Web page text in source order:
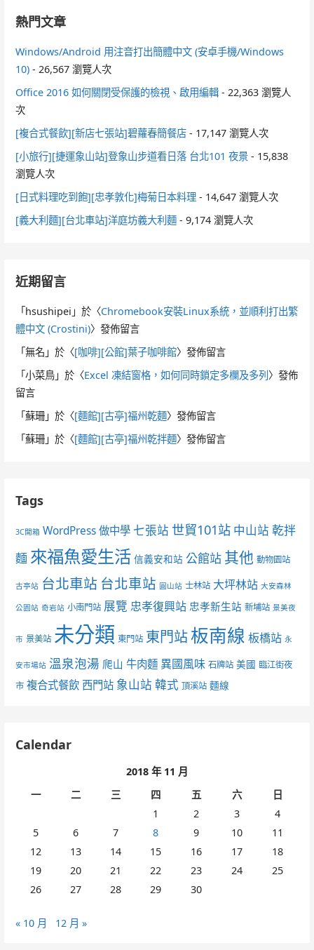
熱門文章
Windows/Android 用注音打出簡體中文 (安卓手機/Windows
10) - 26,567 瀏覽人次
Office 2016 如何關閉受保護的檢視、啟用編輯 - 22,363 瀏覽人
次
[複合式餐飲][新店七張站]碧蘿春簡餐店 - 17,147 瀏覽人次
[小旅行][捷運象山站]登象山步道看日落 台北101 夜景 - 15,838
瀏覽人次
[日式料理吃到飽][忠孝敦化]梅菊日本料理 - 14,647 瀏覽人次
[義大利麵][台北車站]洋庭坊義大利麵 - 9,174 瀏覽人次
近期留言
「 hsushipei 」於〈Chromebook安裝Linux系統，並順利打出繁
體中文 (Crostini)〉發佈留言
「無名 」於〈[咖啡][公館]葉子咖啡館〉發佈留言
「小菜鳥 」於〈Excel 凍結窗格，如何同時鎖定多欄及多列 〉發佈
留言
「蘇珊 」於〈[麵館][古亭]福州乾麵〉發佈留言
「蘇珊 」於〈[麵館][古亭]福州乾拌麵〉發佈留言
Tags
3C開箱 WordPress 做中學 七張站 世貿101站 中山站 乾拌
麵 來福魚愛生活 信義安和站 公館站 其他 動物園站
古亭站 台北車站 台北車站 圓山站 士林站 大坪林站 大安森林
公園站 奇岩站 小南門站 展覽 忠孝復興站 忠孝新生站 新埔站 景美夜
市 景美站 未分類 東門站 東門站板南線 板橋站 永
安市場站 溫泉泡湯 爬山 牛肉麵 異國風味 石牌站 美國 臨江街夜
市 複合式餐飲 西門站 象山站 韓式 頂溪站 麵線
Calendar
2018 年 11 月
一
二 三 四 五 六
日
1
2 3
4
5
6 7 8 9 10
11
12
13 14 15 16 17
18
19
20 21 22 23 24
25
26
27 28 29 30
« 10 月 12 月 »